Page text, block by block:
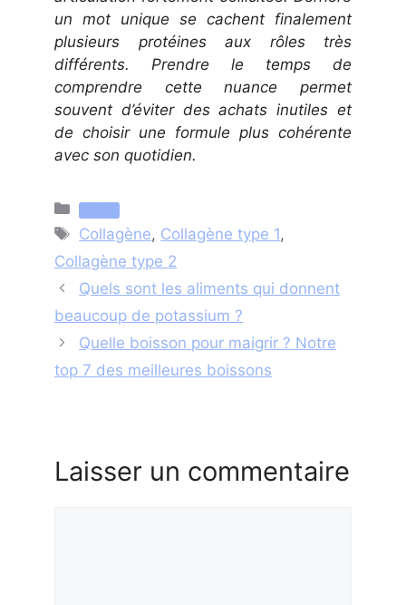
un mot unique se cachent finalement
plusieurs protéines aux rôles très
différents. Prendre le temps de
comprendre cette nuance permet
souvent d’éviter des achats inutiles et
de choisir une formule plus cohérente
avec son quotidien.
Catégories
Étiquettes
Collagène, Collagène type 1,
Collagène type 2
Quels sont les aliments qui donnent
beaucoup de potassium ?
Quelle boisson pour maigrir ? Notre
top 7 des meilleures boissons
Laisser un commentaire